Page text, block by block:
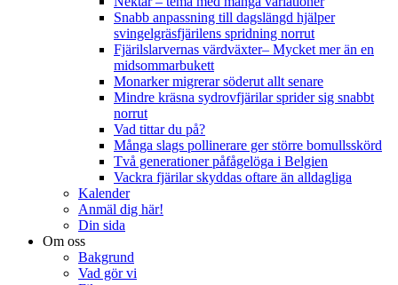
Snabb anpassning till dagslängd hjälper
svingelgräsfjärilens spridning norrut
Fjärilslarvernas värdväxter– Mycket mer än en
midsommarbukett
Monarker migrerar söderut allt senare
Mindre kräsna sydrovfjärilar sprider sig snabbt
norrut
Vad tittar du på?
Många slags pollinerare ger större bomullsskörd
Två generationer påfågelöga i Belgien
Vackra fjärilar skyddas oftare än alldagliga
Kalender
Anmäl dig här!
Din sida
Om oss
Bakgrund
Vad gör vi